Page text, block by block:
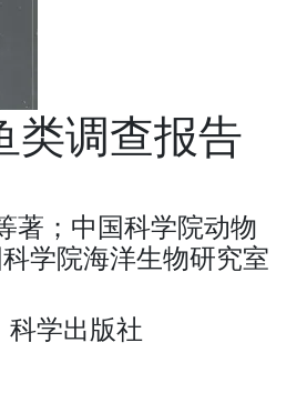
类调查报告
著；中国科学院动物
学院海洋生物研究室
科学出版社